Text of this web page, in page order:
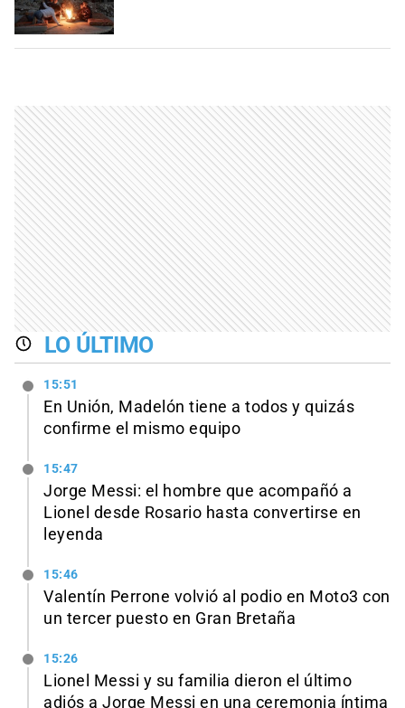
LO ÚLTIMO
15:51
En Unión, Madelón tiene a todos y quizás
confirme el mismo equipo
15:47
Jorge Messi: el hombre que acompañó a
Lionel desde Rosario hasta convertirse en
leyenda
15:46
Valentín Perrone volvió al podio en Moto3 con
un tercer puesto en Gran Bretaña
15:26
Lionel Messi y su familia dieron el último
adiós a Jorge Messi en una ceremonia íntima